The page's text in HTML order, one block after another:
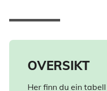
OVERSIKT
Her finn du ein